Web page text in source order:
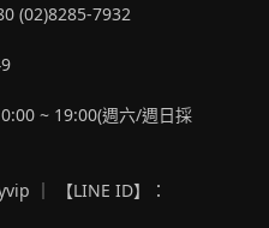
(02)8285-7932
~ 19:00(週六/週日採
｜ 【LINE ID】：